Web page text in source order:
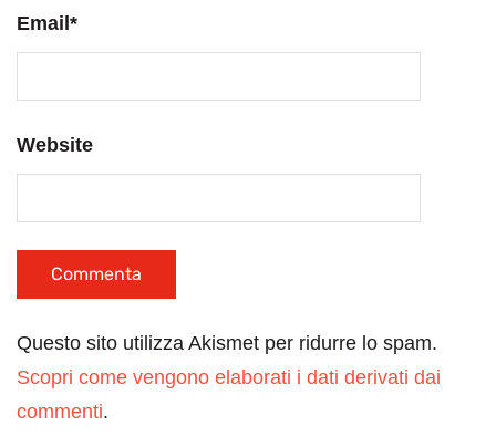
Email*
Website
Questo sito utilizza Akismet per ridurre lo spam.
Scopri come vengono elaborati i dati derivati dai
commenti.